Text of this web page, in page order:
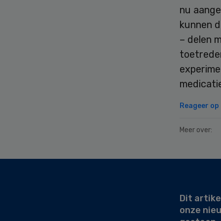
nu
kunnen
– delen
Reageer
Meer over:
Dit
onze